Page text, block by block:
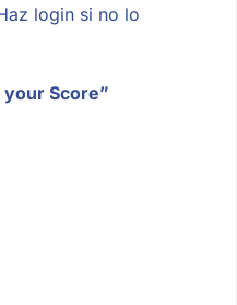
login si no lo
your Score”